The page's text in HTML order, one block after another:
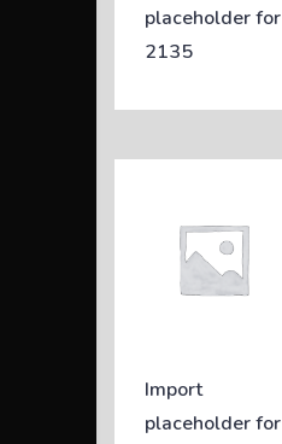
placeholder for
2135
Import
placeholder for